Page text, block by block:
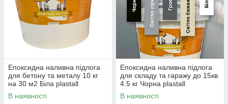
Епоксидна наливна підлога
для бетону та металу 10 кг
на 30 м2 Біла plastall
В наявності
Епоксидна наливна підлога
для складу та гаражу до 15кв
4.5 кг Чорна plastall
В наявності